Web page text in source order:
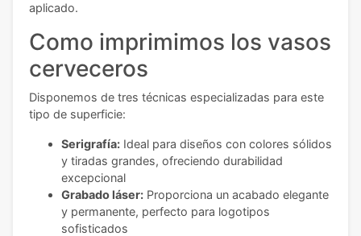
aplicado.
Como imprimimos los vasos
cerveceros
Disponemos de tres técnicas especializadas para este
tipo de superficie:
Serigrafía: Ideal para diseños con colores sólidos
y tiradas grandes, ofreciendo durabilidad
excepcional
Grabado láser: Proporciona un acabado elegante
y permanente, perfecto para logotipos
sofisticados